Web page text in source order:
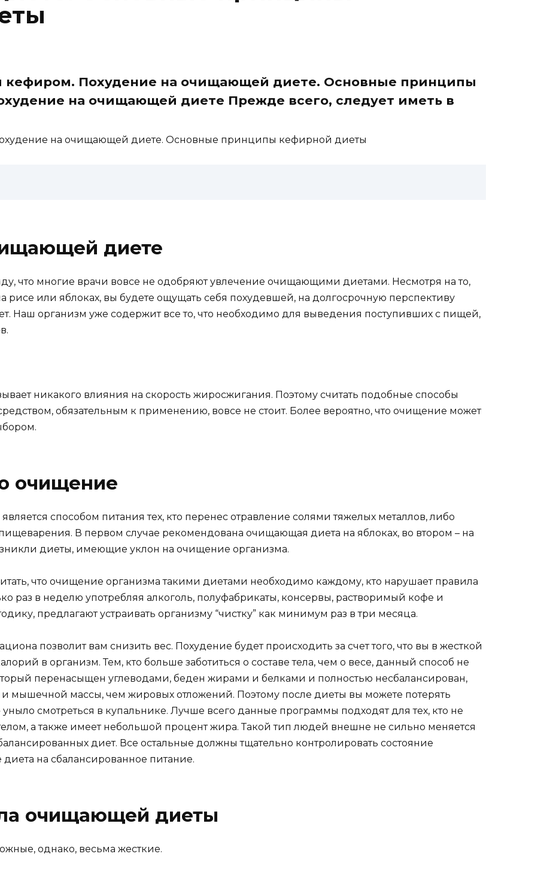
кефиром. Похудение на очищающей диете. Основные принципы
на очищающей диете Прежде всего, следует иметь в
на очищающей диете. Основные принципы кефирной диеты
диете
что многие врачи вовсе не одобряют увлечение очищающими диетами. Несмотря на то,
рисе или яблоках, вы будете ощущать себя похудевшей, на долгосрочную перспективу
Наш организм уже содержит все то, что необходимо для выведения поступивших с пищей,
никакого влияния на скорость жиросжигания. Поэтому считать подобные способы
обязательным к применению, вовсе не стоит. Более вероятно, что очищение может
очищение
способом питания тех, кто перенес отравление солями тяжелых металлов, либо
В первом случае рекомендована очищающая диета на яблоках, во втором – на
диеты, имеющие уклон на очищение организма.
что очищение организма такими диетами необходимо каждому, кто нарушает правила
раз в неделю употребляя алкоголь, полуфабрикаты, консервы, растворимый кофе и
предлагают устраивать организму “чистку” как минимум раз в три месяца.
позволит вам снизить вес. Похудение будет происходить за счет того, что вы в жесткой
в организм. Тем, кто больше заботиться о составе тела, чем о весе, данный способ не
перенасыщен углеводами, беден жирами и белками и полностью несбалансирован,
мышечной массы, чем жировых отложений. Поэтому после диеты вы можете потерять
уныло смотреться в купальнике. Лучше всего данные программы подходят для тех, кто не
а также имеет небольшой процент жира. Такой тип людей внешне не сильно меняется
диет. Все остальные должны тщательно контролировать состояние
на сбалансированное питание.
очищающей диеты
однако, весьма жесткие.